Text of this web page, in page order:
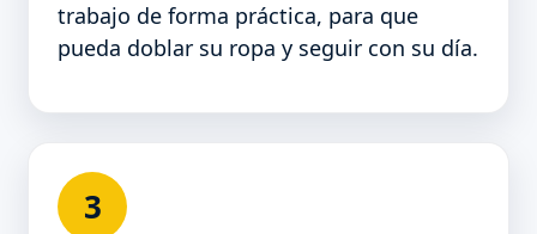
trabajo de forma práctica, para que
pueda doblar su ropa y seguir con su día.
3